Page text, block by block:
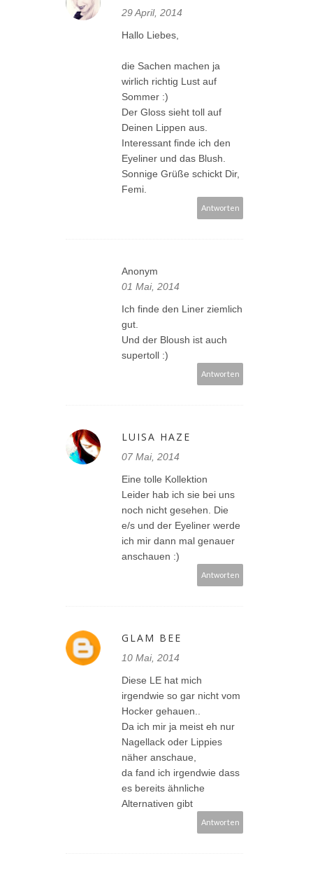
29 April, 2014
Hallo Liebes,
die Sachen machen ja
wirlich richtig Lust auf
Sommer :)
Der Gloss sieht toll auf
Deinen Lippen aus.
Interessant finde ich den
Eyeliner und das Blush.
Sonnige Grüße schickt Dir,
Femi.
Antworten
Anonym
01 Mai, 2014
Ich finde den Liner ziemlich
gut.
Und der Bloush ist auch
supertoll :)
Antworten
LUISA HAZE
07 Mai, 2014
Eine tolle Kollektion
Leider hab ich sie bei uns
noch nicht gesehen. Die
e/s und der Eyeliner werde
ich mir dann mal genauer
anschauen :)
Antworten
GLAM BEE
10 Mai, 2014
Diese LE hat mich
irgendwie so gar nicht vom
Hocker gehauen..
Da ich mir ja meist eh nur
Nagellack oder Lippies
näher anschaue,
da fand ich irgendwie dass
es bereits ähnliche
Alternativen gibt
Antworten